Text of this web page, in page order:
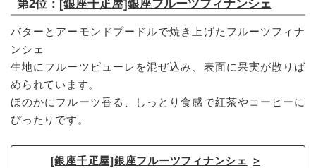
第2位： [銀座千疋屋]銀座フルーツフィナンシェ
バターとアーモンドプードルで焼き上げたフルーツフィナ
ンシェ
生地にフルーツピューレを混ぜ込み、表面に果実が散りば
められています。
ほのかにフルーツ香る、しっとり食感で紅茶やコーヒーに
ぴったりです。
[銀座千疋屋]銀座フルーツフィナンシェ